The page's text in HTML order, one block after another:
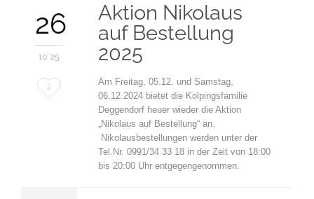
26
10 '25
Love
2
Aktion Nikolaus
auf Bestellung
2025
Am Freitag, 05.12. und Samstag,
06.12.2024 bietet die Kolpingsfamilie
Deggendorf heuer wieder die Aktion
„Nikolaus auf Bestellung“ an.
Nikolausbestellungen werden unter der
Tel.Nr. 0991/34 33 18 in der Zeit von 18:00
bis 20:00 Uhr entgegengenommen.